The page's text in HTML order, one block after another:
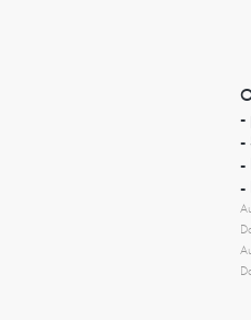
-
-
-
-